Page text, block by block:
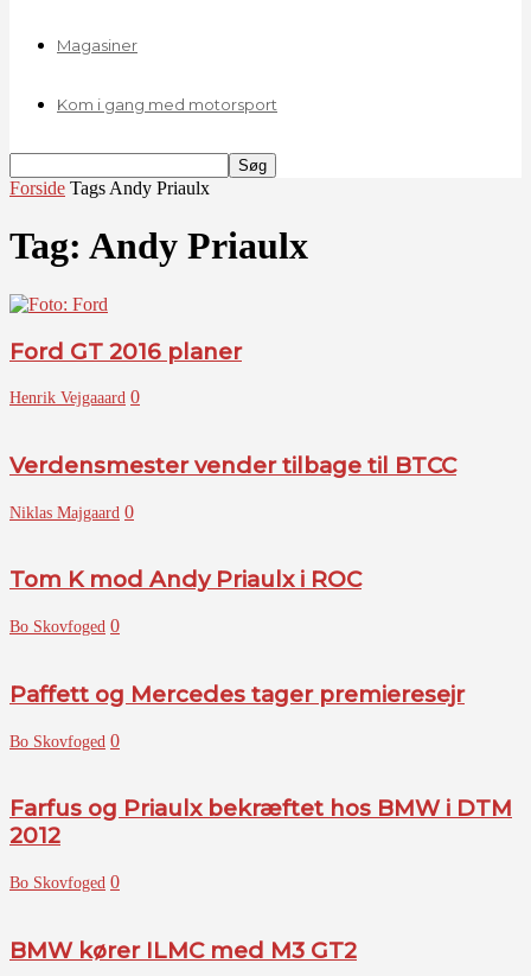
Magasiner
Kom i gang med motorsport
Forside Tags Andy Priaulx
Tag: Andy Priaulx
Ford GT 2016 planer
Henrik Vejgaaard 0
Verdensmester vender tilbage til BTCC
Niklas Majgaard 0
Tom K mod Andy Priaulx i ROC
Bo Skovfoged 0
Paffett og Mercedes tager premieresejr
Bo Skovfoged 0
Farfus og Priaulx bekræftet hos BMW i DTM
2012
Bo Skovfoged 0
BMW kører ILMC med M3 GT2